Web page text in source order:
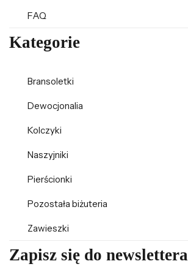
FAQ
Kategorie
Bransoletki
Dewocjonalia
Kolczyki
Naszyjniki
Pierścionki
Pozostała biżuteria
Zawieszki
Zapisz się do newslettera